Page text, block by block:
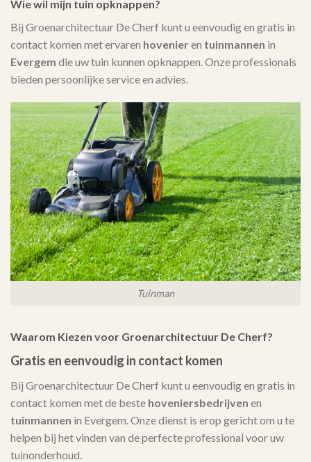
Wie wil mijn tuin opknappen?
Bij Groenarchitectuur De Cherf kunt u eenvoudig en gratis in
contact komen met ervaren hovenieren tuinmannen in
Evergem die uw tuin kunnen opknappen. Onze professionals
bieden persoonlijke service en advies.
Tuinman
Waarom Kiezen voor Groenarchitectuur De Cherf?
Gratis en eenvoudig in contact komen
Bij Groenarchitectuur De Cherf kunt u eenvoudig en gratis in
contact komen met de beste hoveniersbedrijven en
tuinmannen in Evergem. Onze dienst is erop gericht om u te
helpen bij het vinden van de perfecte professional voor uw
tuinonderhoud.